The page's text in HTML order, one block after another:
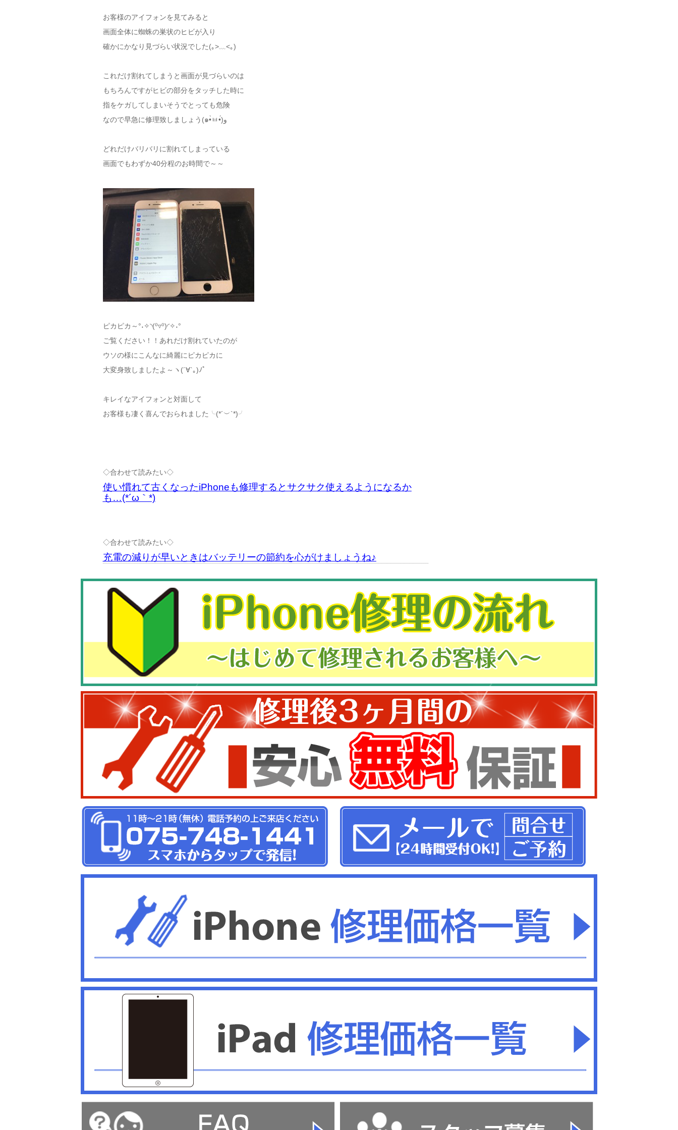
お客様のアイフォンを見てみると
画面全体に蜘蛛の巣状のヒビが入り
確かにかなり見づらい状況でした(｡>﹏<｡)
これだけ割れてしまうと画面が見づらいのは
もちろんですがヒビの部分をタッチした時に
指をケガしてしまいそうでとっても危険
なので早急に修理致しましょう(๑•̀ㅂ•́)و
どれだけバリバリに割れてしまっている
画面でもわずか40分程のお時間で～～
ピカピカ～°˖✧◝(⁰▿⁰)◜✧˖°
ご覧ください！！あれだけ割れていたのが
ウソの様にこんなに綺麗にピカピカに
大変身致しましたよ～ヽ(´∀`｡)ﾉﾟ
キレイなアイフォンと対面して
お客様も凄く喜んでおられました╰(*´︶`*)╯
◇合わせて読みたい◇
使い慣れて古くなったiPhoneも修理するとサクサク使えるようになるか
も…(*´ω｀*)
◇合わせて読みたい◇
充電の減りが早いときはバッテリーの節約を心がけましょうね♪